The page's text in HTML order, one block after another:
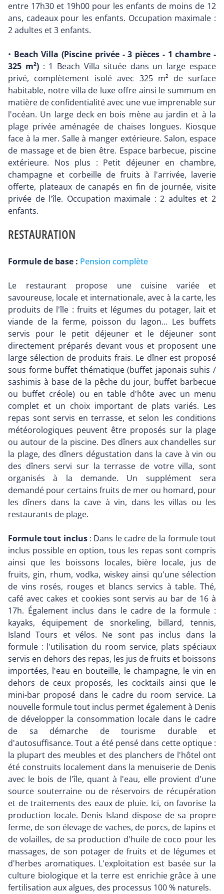
entre 17h30 et 19h00 pour les enfants de moins de 12
ans, cadeaux pour les enfants. Occupation maximale :
2 adultes et 3 enfants.
• Beach Villa (Piscine privée - 3 pièces - 1 chambre -
325 m²): 1 Beach Villa située dans un large espace
privé, complètement isolé avec 325 m² de surface
habitable, notre villa de luxe offre ainsi le summum en
matière de confidentialité avec une vue imprenable sur
l'océan. Un large deck en bois mène au jardin et à la
plage privée aménagée de chaises longues. Kiosque
face à la mer. Salle à manger extérieure. Salon, espace
de massage et de bien être. Espace barbecue, piscine
extérieure. Nos plus : Petit déjeuner en chambre,
champagne et corbeille de fruits à l'arrivée, laverie
offerte, plateaux de canapés en fin de journée, visite
privée de l'île. Occupation maximale : 2 adultes et 2
enfants.
RESTAURATION
Formule de base : Pension complète
Le restaurant propose une cuisine variée et
savoureuse, locale et internationale, avec à la carte, les
produits de l'île : fruits et légumes du potager, lait et
viande de la ferme, poisson du lagon... Les buffets
servis pour le petit déjeuner et le déjeuner sont
directement préparés devant vous et proposent une
large sélection de produits frais. Le dîner est proposé
sous forme buffet thématique (buffet japonais suhis /
sashimis à base de la pêche du jour, buffet barbecue
ou buffet créole) ou en table d'hôte avec un menu
complet et un choix important de plats variés. Les
repas sont servis en terrasse, et selon les conditions
météorologiques peuvent être proposés sur la plage
ou autour de la piscine. Des dîners aux chandelles sur
la plage, des dîners dégustation dans la cave à vin ou
des dîners servi sur la terrasse de votre villa, sont
organisés à la demande. Un supplément sera
demandé pour certains fruits de mer ou homard, pour
les dîners dans la cave à vin, dans les villas ou les
restaurants de plage.
Formule tout inclus : Dans le cadre de la formule tout
inclus possible en option, tous les repas sont compris
ainsi que les boissons locales, bière locale, jus de
fruits, gin, rhum, vodka, wiskey ainsi qu'une sélection
de vins rosés, rouges et blancs servics à table. Thé,
café avec cakes et cookies sont servis au bar de 16 à
17h. Également inclus dans le cadre de la formule :
kayaks, équipement de snorkeling, billard, tennis,
Island Tours et vélos. Ne sont pas inclus dans la
formule : l'utilisation du room service, plats spéciaux
servis en dehors des repas, les jus de fruits et boissons
importées, l'eau en bouteille, le champagne, le vin en
dehors de ceux proposés, les cocktails ainsi que le
mini-bar proposé dans le cadre du room service. La
nouvelle formule tout inclus permet également à Denis
de développer la consommation locale dans le cadre
de sa démarche de tourisme durable et
d'autosuffisance. Tout a été pensé dans cette optique :
la plupart des meubles et des planchers de l'hôtel ont
été construits localement dans la menuiserie de Denis
avec le bois de l'île, quant à l'eau, elle provient d'une
source souterraine ou de réservoirs de récupération
et de traitements des eaux de pluie. Ici, on favorise la
production locale. Denis Island dispose de sa propre
ferme, de son élevage de vaches, de porcs, de lapins et
de volailles, de sa production d'huile de coco pour les
massages, de son potager de fruits et de légumes et
d'herbes aromatiques. L'exploitation est basée sur la
culture biologique et la terre est enrichie grâce à une
fertilisation aux algues, des processus 100 % naturels.